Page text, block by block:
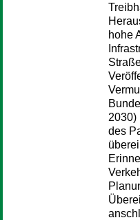
hohe
2030)
des